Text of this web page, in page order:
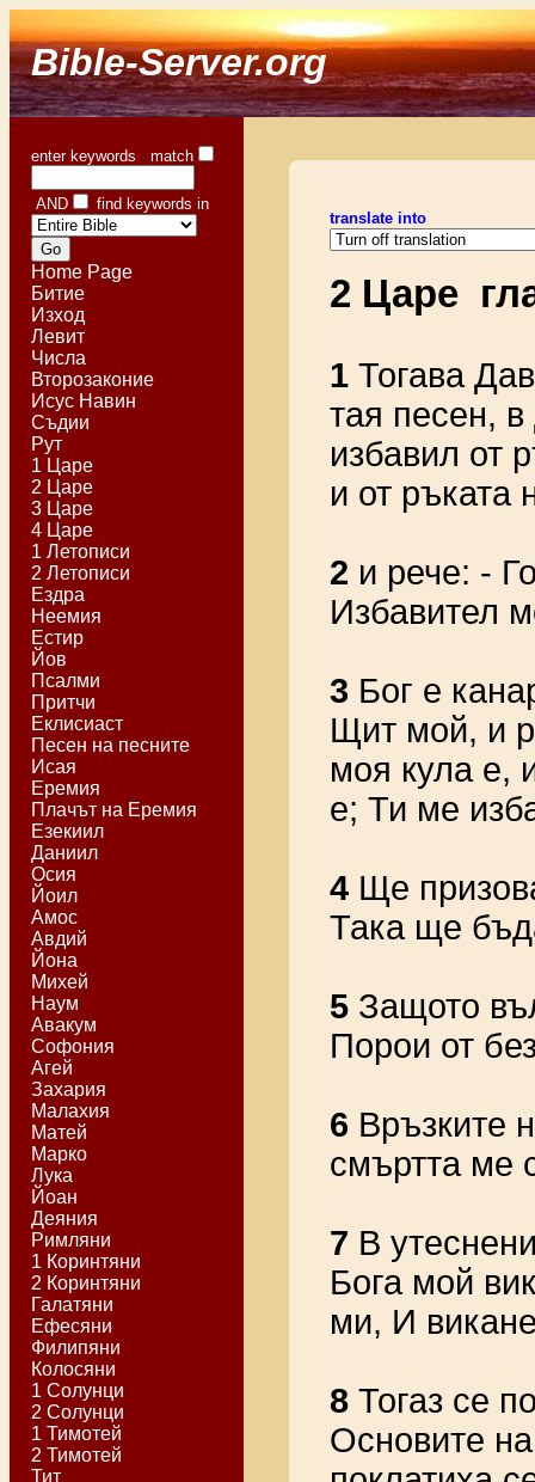
Bible-Server.org
enter keywords match
AND find keywords in
Home Page
Битие
Изход
Левит
Числа
Второзаконие
Исус Навин
Съдии
Рут
1 Царе
2 Царе
3 Царе
4 Царе
1 Летописи
2 Летописи
Ездра
Неемия
Естир
Йов
Псалми
Притчи
Еклисиаст
Песен на песните
Исая
Еремия
Плачът на Еремия
Езекиил
Даниил
Осия
Йоил
Амос
Авдий
Йона
Михей
Наум
Авакум
Софония
Агей
Захария
Малахия
Матей
Марко
Лука
Йоан
Деяния
Римляни
1 Коринтяни
2 Коринтяни
Галатяни
Ефесяни
Филипяни
Колосяни
1 Солунци
2 Солунци
1 Тимотей
2 Тимотей
Тит
translate into
2 Царе
1 Тогава
тая песен,
избавил от
и от ръката
2 и рече: -
Избавител
3 Бог е
Щит мой, и
моя кула е,
е; Ти ме
4 Ще
Така ще
5 Защото
Порои от
6 Връзките
смъртта ме
7 В
Бога мой
ми, И
8 Тогаз се
Основите